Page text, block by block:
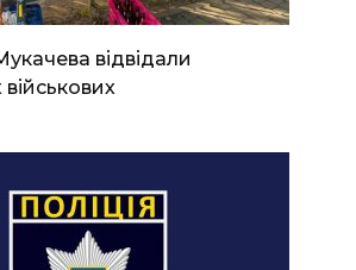
відвідали